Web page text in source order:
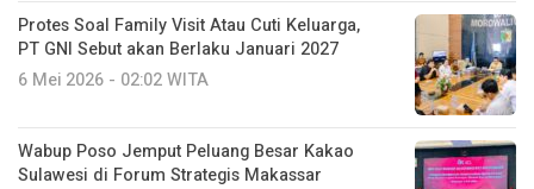
Protes Soal Family Visit Atau Cuti Keluarga,
PT GNI Sebut akan Berlaku Januari 2027
6 Mei 2026 - 02:02 WITA
Wabup Poso Jemput Peluang Besar Kakao
Sulawesi di Forum Strategis Makassar